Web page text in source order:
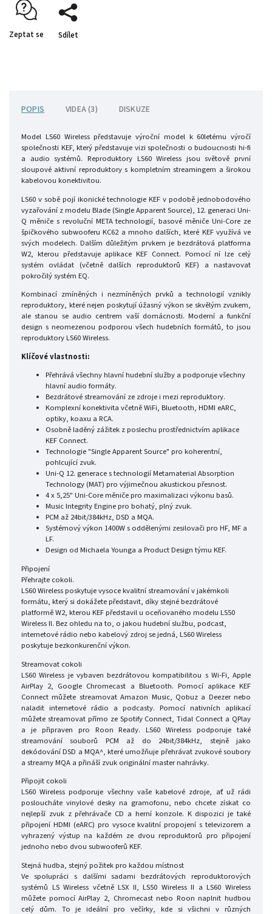
Zeptat se Sdílet
POPIS VIDEA (3) DISKUZE
Model LS60 Wireless představuje výroční model k 60letému výročí
společnosti KEF, který představuje vizi společnosti o budoucnosti hi-fi
a audio systémů. Reproduktory LS60 Wireless jsou světově první
sloupové aktivní reproduktory s kompletním streamingem a širokou
kabelovou konektivitou.
LS60 v sobě pojí ikonické technologie KEF v podobě jednobodového
vyzařování z modelu Blade (Single Apparent Source), 12. generaci Uni-
Q měniče s revoluční META technologií, basové měniče Uni-Core ze
špičkového subwooferu KC62 a mnoho dalších, které KEF využívá ve
svých modelech. Dalším důležitým prvkem je bezdrátová platforma
W2, kterou představuje aplikace KEF Connect. Pomocí ní lze celý
systém ovládat (včetně dalších reproduktorů KEF) a nastavovat
pokročilý systém EQ.
Kombinací zmíněných i nezmíněných prvků a technologií vznikly
reproduktory, které nejen poskytují úžasný výkon se skvělým zvukem,
ale stanou se audio centrem vaší domácnosti. Moderní a funkční
design s neomezenou podporou všech hudebních formátů, to jsou
reproduktory LS60 Wireless.
Klíčové vlastnosti:
Přehrává všechny hlavní hudební služby a podporuje všechny
hlavní audio formáty.
Bezdrátové streamování ze zdroje i mezi reproduktory.
Komplexní konektivita včetně WiFi, Bluetooth, HDMI eARC,
optiky, koaxu a RCA.
Osobně laděný zážitek z poslechu prostřednictvím aplikace
KEF Connect.
Technologie "Single Apparent Source" pro koherentní,
pohlcující zvuk.
Uni-Q 12. generace s technologií Metamaterial Absorption
Technology (MAT) pro výjimečnou akustickou přesnost.
4 x 5,25" Uni-Core měniče pro maximalizaci výkonu basů.
Music Integrity Engine pro bohatý, plný zvuk.
PCM až 24bit/384kHz, DSD a MQA.
Systémový výkon 1400W s oddělenými zesilovači pro HF, MF a
LF.
Design od Michaela Younga a Product Design týmu KEF.
Připojení
Přehrajte cokoli.
LS60 Wireless poskytuje vysoce kvalitní streamování v jakémkoli
formátu, který si dokážete představit, díky stejné bezdrátové
platformě W2, kterou KEF představil u oceňovaného modelu LS50
Wireless II. Bez ohledu na to, o jakou hudební službu, podcast,
internetové rádio nebo kabelový zdroj se jedná, LS60 Wireless
poskytuje bezkonkurenční výkon.
Streamovat cokoli
LS60 Wireless je vybaven bezdrátovou kompatibilitou s Wi-Fi, Apple
AirPlay 2, Google Chromecast a Bluetooth. Pomocí aplikace KEF
Connect můžete streamovat Amazon Music, Qobuz a Deezer nebo
naladit internetové rádio a podcasty. Pomocí nativních aplikací
můžete streamovat přímo ze Spotify Connect, Tidal Connect a QPlay
a je připraven pro Roon Ready. LS60 Wireless podporuje také
streamování souborů PCM až do 24bit/384kHz, stejně jako
dekódování DSD a MQA^, které umožňuje přehrávat zvukové soubory
a streamy MQA a přináší zvuk originální master nahrávky.
Připojit cokoli
LS60 Wireless podporuje všechny vaše kabelové zdroje, ať už rádi
posloucháte vinylové desky na gramofonu, nebo chcete získat co
nejlepší zvuk z přehrávače CD a herní konzole. K dispozici je také
připojení HDMI (eARC) pro vysoce kvalitní propojení s televizorem a
vyhrazený výstup na každém ze dvou reproduktorů pro připojení
jednoho nebo dvou subwooferů KEF.
Stejná hudba, stejný požitek pro každou místnost
Ve spolupráci s dalšími sadami bezdrátových reproduktorových
systémů LS Wireless včetně LSX II, LS50 Wireless II a LS60 Wireless
můžete pomocí AirPlay 2, Chromecast nebo Roon naplnit hudbou
celý dům. To je ideální pro večírky, kde si všichni v různých